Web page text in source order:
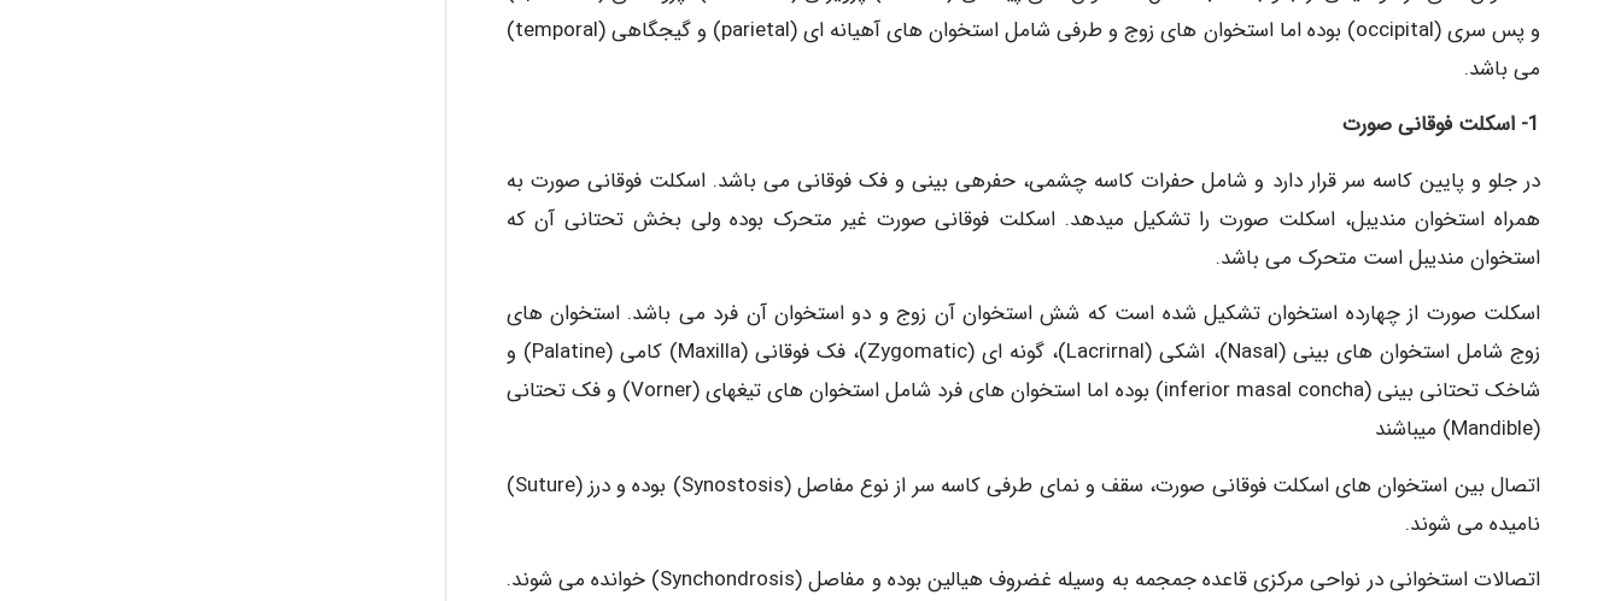
و پس سری (occipital) بوده اما استخوان های زوج و طرفی شامل استخوان های آهیانه ای (parietal) و گیجگاهی (temporal)
می باشد.
1- اسکلت فوقانی صورت
در جلو و پایین کاسه سر قرار دارد و شامل حفرات كاسه چشمی، حفرهی بینی و فک فوقانی می باشد. اسکلت فوقانی صورت به
همراه استخوان مندیبل، اسکلت صورت را تشکیل میدهد. اسکلت فوقانی صورت غیر متحرک بوده ولی بخش تحتانی آن که
استخوان مندیبل است متحرک می باشد.
اسکلت صورت از چهارده استخوان تشکیل شده است که شش استخوان آن زوج و دو استخوان آن فرد می باشد. استخوان های
زوج شامل استخوان های بینی (Nasal)، اشکی (Lacrirnal)، گونه ای (Zygomatic)، فک فوقانی (Maxilla) کامی (Palatine) و
شاخک تحتانی بینی (inferior masal concha) بوده اما استخوان های فرد شامل استخوان های تیغهای (Vorner) و فک تحتانی
(Mandible) میباشند
اتصال بين استخوان های اسکلت فوقانی صورت، سقف و نمای طرفی کاسه سر از نوع مفاصل (Synostosis) بوده و درز (Suture)
نامیده می شوند.
اتصالات استخوانی در نواحی مرکزی قاعده جمجمه به وسیله غضروف هيالین بوده و مفاصل (Synchondrosis) خوانده می شوند.